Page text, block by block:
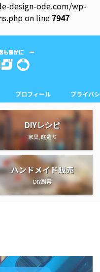
design-ode.com/wp-
on line 7947
プロフィール プライバ
DIYレシピ
家具,庭造り
ハンドメイド販売
DIY副業